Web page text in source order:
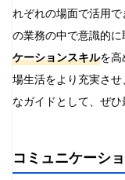
れぞれの場面で活用
の業務の中で意識的
ケーションスキルを高
場生活をより充実さ
なガイドとして、ぜひ
コミュニケーシ